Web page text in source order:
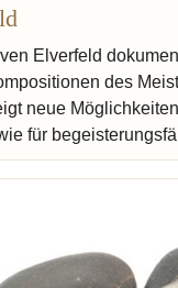
Elverfeld
des
neue
für